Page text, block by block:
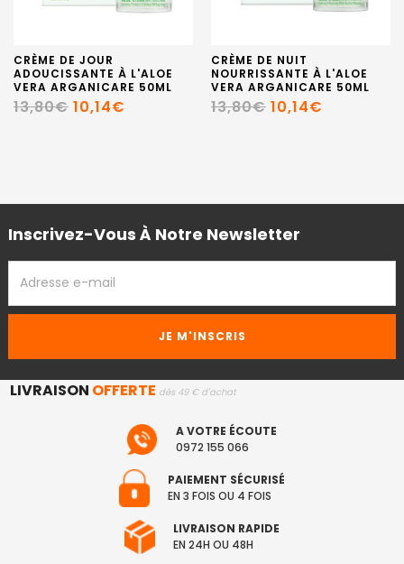
CRÈME DE JOUR
ADOUCISSANTE À L'ALOE
VERA ARGANICARE 50ML
13,80€ 10,14€
CRÈME DE NUIT
NOURRISSANTE À L'ALOE
VERA ARGANICARE 50ML
13,80€ 10,14€
Inscrivez-Vous À Notre Newsletter
EMAIL
LIVRAISON OFFERTE dès 49 € d'achat
A VOTRE ÉCOUTE
0972 155 066
PAIEMENT SÉCURISÉ
EN 3 FOIS OU 4 FOIS
LIVRAISON RAPIDE
EN 24H OU 48H